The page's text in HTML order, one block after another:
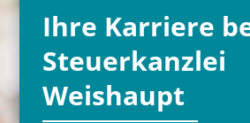
Ihre Karriere
Steuerkanzlei
Weishaupt